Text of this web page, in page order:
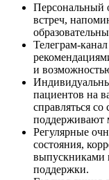
Персональный
встреч,
Телеграм-
и
пациентов на
справляться
поддерживают
Регулярные
состояния,
выпускниками
поддержки.